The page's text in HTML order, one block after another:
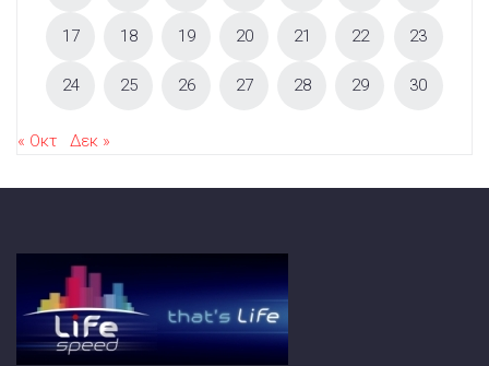
17 18 19 20 21 22 23
24 25 26 27 28 29 30
« Οκτ Δεκ »